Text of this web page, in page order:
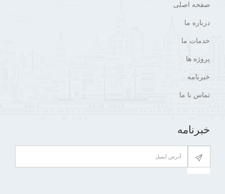
صفحه اصلی
درباره ما
خدمات ما
پروژه ها
خبرنامه
تماس با ما
خبرنامه